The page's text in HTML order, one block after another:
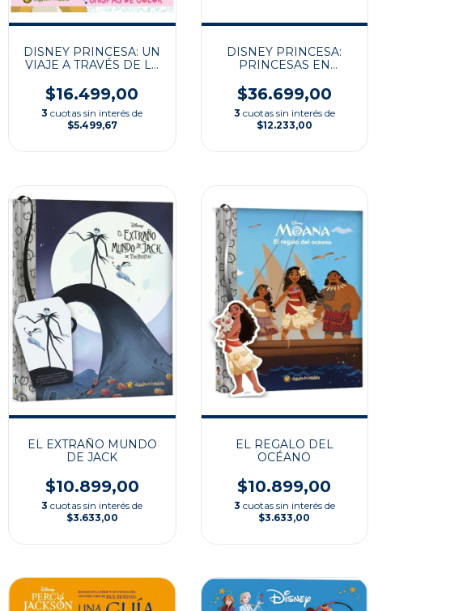
DISNEY PRINCESA: UN
VIAJE A TRAVÉS DE LA
$16.499,00
3 cuotas sin interés de
$5.499,67
DISNEY PRINCESA:
PRINCESAS EN
$36.699,00
3 cuotas sin interés de
$12.233,00
EL EXTRAÑO MUNDO
DE JACK
$10.899,00
3 cuotas sin interés de
$3.633,00
EL REGALO DEL
OCÉANO
$10.899,00
3 cuotas sin interés de
$3.633,00